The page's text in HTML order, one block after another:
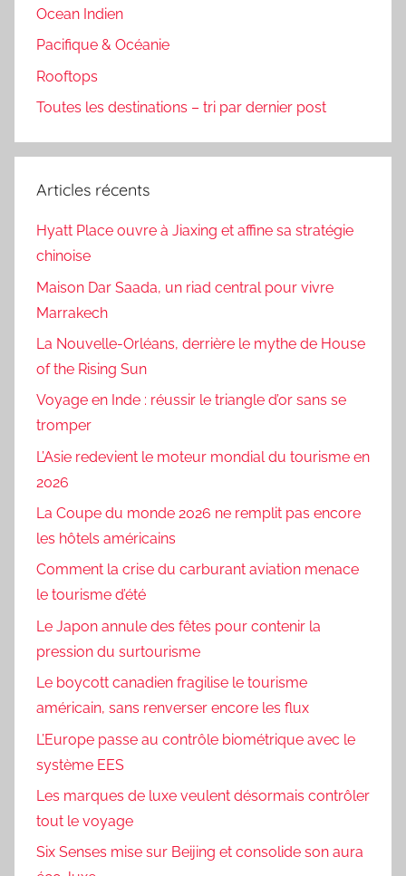
Ocean Indien
Pacifique & Océanie
Rooftops
Toutes les destinations – tri par dernier post
Articles récents
Hyatt Place ouvre à Jiaxing et affine sa stratégie
chinoise
Maison Dar Saada, un riad central pour vivre
Marrakech
La Nouvelle-Orléans, derrière le mythe de House
of the Rising Sun
Voyage en Inde : réussir le triangle d’or sans se
tromper
L’Asie redevient le moteur mondial du tourisme en
2026
La Coupe du monde 2026 ne remplit pas encore
les hôtels américains
Comment la crise du carburant aviation menace
le tourisme d’été
Le Japon annule des fêtes pour contenir la
pression du surtourisme
Le boycott canadien fragilise le tourisme
américain, sans renverser encore les flux
L’Europe passe au contrôle biométrique avec le
système EES
Les marques de luxe veulent désormais contrôler
tout le voyage
Six Senses mise sur Beijing et consolide son aura